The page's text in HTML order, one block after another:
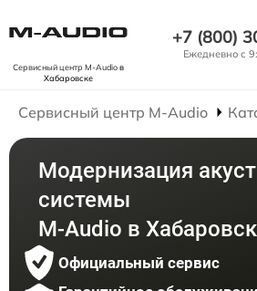
Сервисный центр M-Audioв
Хабаровске
+7 (800)
Ежедневно с
Сервисный центр M-Audio
Модернизация
системы
M-Audio в
Официальный сервис